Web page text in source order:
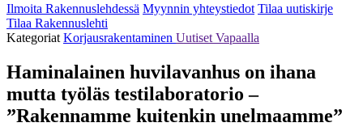
Ilmoita Rakennuslehdessä Myynnin yhteystiedot Tilaa uutiskirje
Tilaa Rakennuslehti
Kategoriat Korjausrakentaminen Uutiset Vapaalla
Haminalainen huvilavanhus on ihana
mutta työläs testilaboratorio –
”Rakennamme kuitenkin unelmaamme”